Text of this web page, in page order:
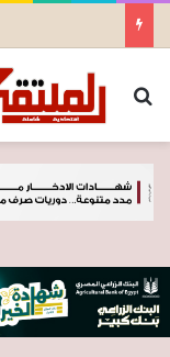
بحث عن